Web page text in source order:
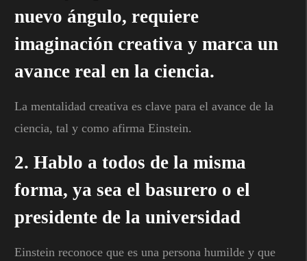
nuevo ángulo, requiere
imaginación creativa y marca un
avance real en la ciencia.
La mentalidad creativa es clave para el avance de la
ciencia, tal y como afirma Einstein.
2. Hablo a todos de la misma
forma, ya sea el basurero o el
presidente de la universidad
Einstein reconoce que es una persona humilde y que